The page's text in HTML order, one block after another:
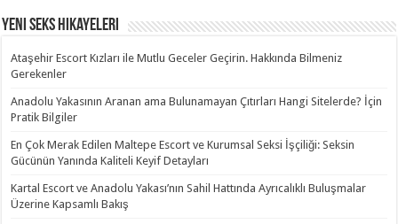
Yeni Seks Hikayeleri
Ataşehir Escort Kızları ile Mutlu Geceler Geçirin. Hakkında Bilmeniz
Gerekenler
Anadolu Yakasının Aranan ama Bulunamayan Çıtırları Hangi Sitelerde? İçin
Pratik Bilgiler
En Çok Merak Edilen Maltepe Escort ve Kurumsal Seksi İşçiliği: Seksin
Gücünün Yanında Kaliteli Keyif Detayları
Kartal Escort ve Anadolu Yakası’nın Sahil Hattında Ayrıcalıklı Buluşmalar
Üzerine Kapsamlı Bakış